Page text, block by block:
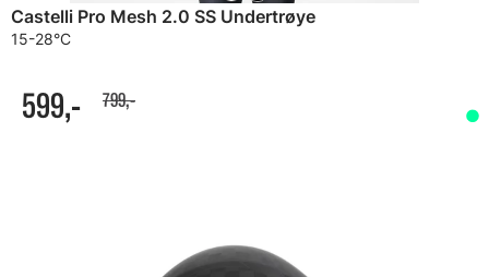
Castelli Pro Mesh 2.0 SS Undertrøye
15-28°C
599,- 799,-